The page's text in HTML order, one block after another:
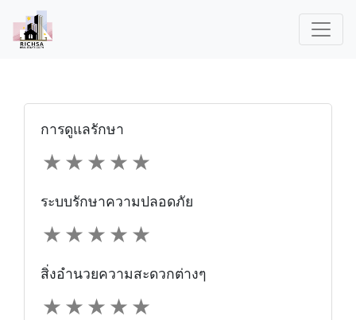
การดูแลรักษา
★
★
★
★
★
ระบบรักษาความปลอดภัย
★
★
★
★
★
สิ่งอำนวยความสะดวกต่างๆ
★
★
★
★
★